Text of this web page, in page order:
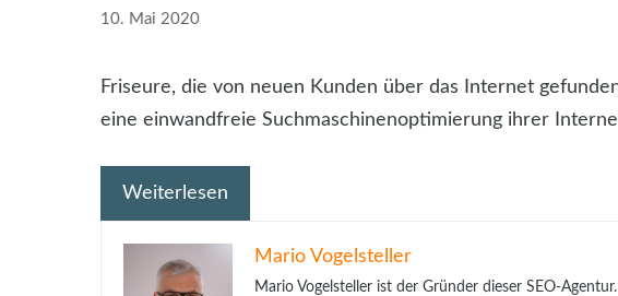
10. Mai 2020
Friseure, die von neuen Kunden über das Internet
eine einwandfreie Suchmaschinenoptimierung ihrer
Weiterlesen
Mario Vogelsteller
Mario Vogelsteller ist der Gründer dieser SEO-